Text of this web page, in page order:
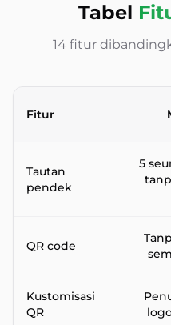
Tabel
14 fitur
Fitur
Tautan
pendek
5
QR code
Kustomisasi
QR